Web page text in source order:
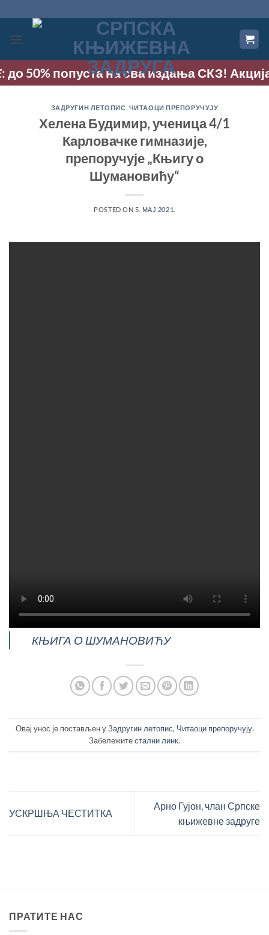
на
садржај
50% попуста на сва издања СКЗ! Акција
ЗАДРУГИН ЛЕТОПИС ЧИТАОЦИ ПРЕПОРУЧУЈУ
Хелена Будимир, ученица 4/1
Карловачке гимназије,
препоручује „Књигу о
Шумановићу“
POSTED ON 5. МАЈ 2021.
КЊИГА О ШУМАНОВИЋУ
Овај унос је постављен уЗадругин летопис, Читаоци препоручују.
Забележитестални линк.
УСКРШЊА ЧЕСТИТКА
Арно Гујон, члан Српске
књижевне задруге
ПРАТИТЕ НАС